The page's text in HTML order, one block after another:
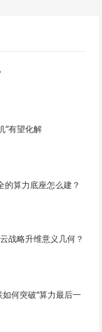
”有望化解
的算力底座怎么建？
战略升维意义几何？
何突破“算力最后一